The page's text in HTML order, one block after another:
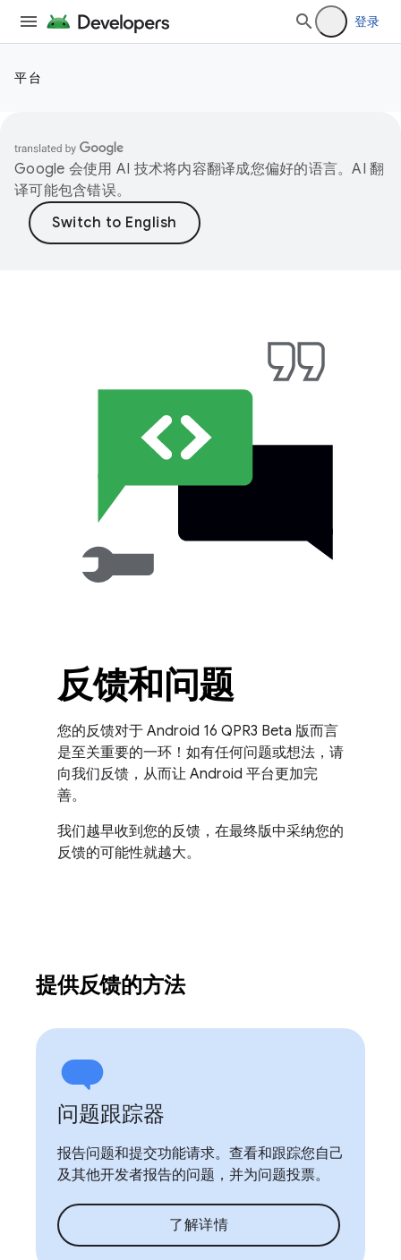
登录
平台
Google 会使用 AI 技术将内容翻译成您偏好的语言。AI 翻
译可能包含错误。
反馈和问题
您的反馈对于 Android 16 QPR3 Beta 版而言
是至关重要的一环！如有任何问题或想法，请
向我们反馈，从而让 Android 平台更加完
善。
我们越早收到您的反馈，在最终版中采纳您的
反馈的可能性就越大。
提供反馈的方法
问题跟踪器
报告问题和提交功能请求。查看和跟踪您自己
及其他开发者报告的问题，并为问题投票。
了解详情